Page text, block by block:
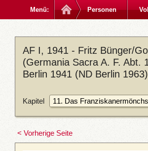
Menü: Personen
AF I, 1941 - Fritz Bünger/
(Germania Sacra A. F. Abt.
Berlin 1941 (ND Berlin
Kapitel
< Vorherige Seite